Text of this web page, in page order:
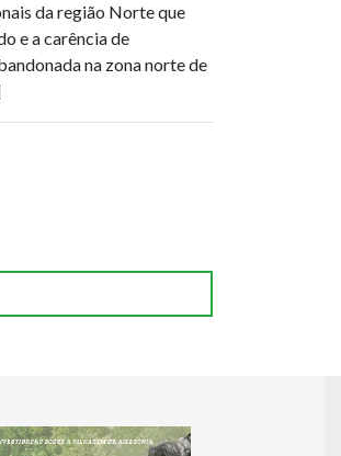
da região Norte que
e a carência de
na zona norte de